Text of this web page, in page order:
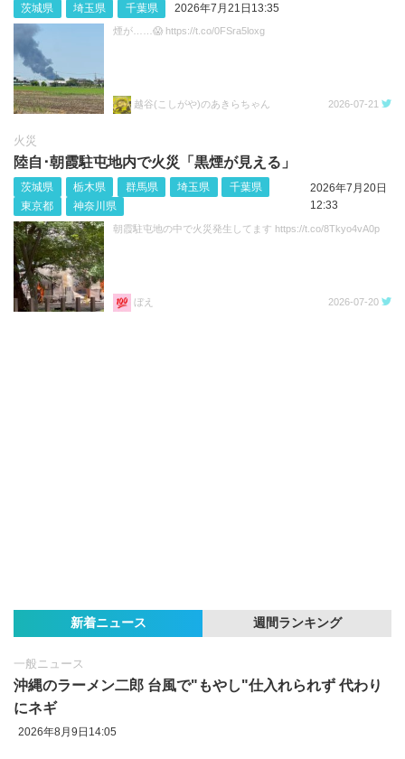
茨城県 埼玉県 千葉県 2026年7月21日13:35
煙が……😱 https://t.co/0FSra5loxg
越谷(こしがや)のあきらちゃん 2026-07-21
火災
陸自･朝霞駐屯地内で火災「黒煙が見える」
茨城県 栃木県 群馬県 埼玉県
千葉県
東京都
神奈川県
2026年7月20日
12:33
朝霞駐屯地の中で火災発生してます https://t.co/8Tkyo4vA0p
ぼえ 2026-07-20
新着ニュース 週間ランキング
一般ニュース
沖縄のラーメン二郎 台風で"もやし"仕入れられず 代わり
にネギ
2026年8月9日14:05